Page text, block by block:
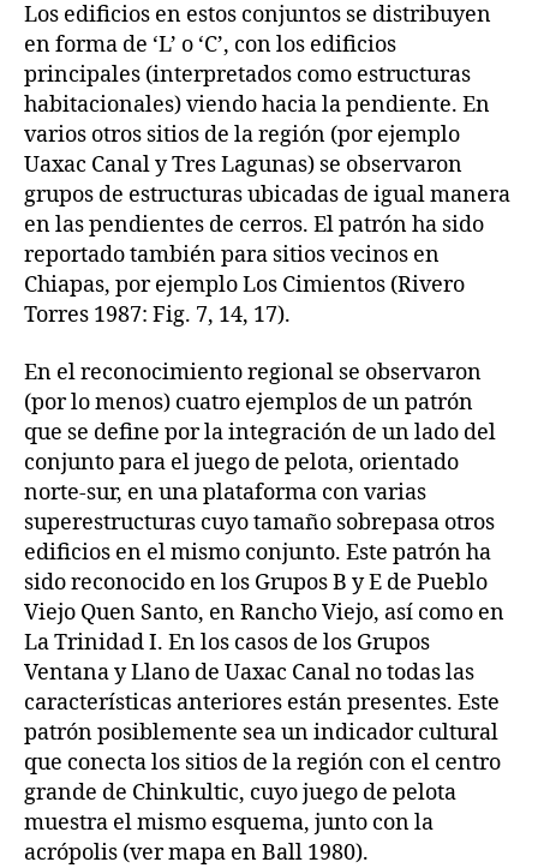
Los edificios en estos conjuntos se distribuyen
en forma de ‘L’ o ‘C’, con los edificios
principales (interpretados como estructuras
habitacionales) viendo hacia la pendiente. En
varios otros sitios de la región (por ejemplo
Uaxac Canal y Tres Lagunas) se observaron
grupos de estructuras ubicadas de igual manera
en las pendientes de cerros. El patrón ha sido
reportado también para sitios vecinos en
Chiapas, por ejemplo Los Cimientos (Rivero
Torres 1987: Fig. 7, 14, 17).
En el reconocimiento regional se observaron
(por lo menos) cuatro ejemplos de un patrón
que se define por la integración de un lado del
conjunto para el juego de pelota, orientado
norte-sur, en una plataforma con varias
superestructuras cuyo tamaño sobrepasa otros
edificios en el mismo conjunto. Este patrón ha
sido reconocido en los Grupos B y E de Pueblo
Viejo Quen Santo, en Rancho Viejo, así como en
La Trinidad I. En los casos de los Grupos
Ventana y Llano de Uaxac Canal no todas las
características anteriores están presentes. Este
patrón posiblemente sea un indicador cultural
que conecta los sitios de la región con el centro
grande de Chinkultic, cuyo juego de pelota
muestra el mismo esquema, junto con la
acrópolis (ver mapa en Ball 1980).